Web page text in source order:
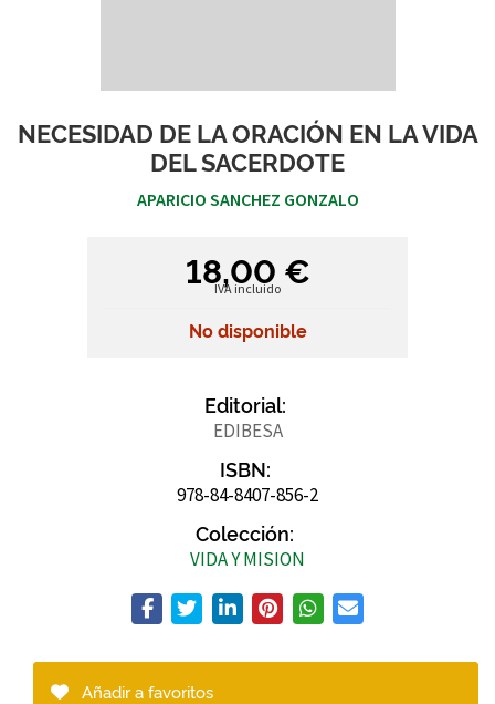
NECESIDAD DE LA ORACIÓN EN LA VIDA
DEL SACERDOTE
APARICIO SANCHEZ GONZALO
18,00 €
IVA incluido
No disponible
Editorial:
EDIBESA
ISBN:
978-84-8407-856-2
Colección:
VIDA Y MISION
Añadir a favoritos